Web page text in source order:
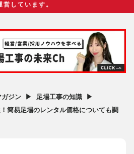
営しています。
ガジン ▶︎ 足場工事の知識 ▶︎
簡易足場のレンタル価格についても調